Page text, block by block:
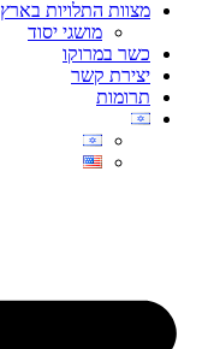
מצוות התלויות בארץ
מושגי יסוד
כשר במרוקו
יצירת קשר
תרומות